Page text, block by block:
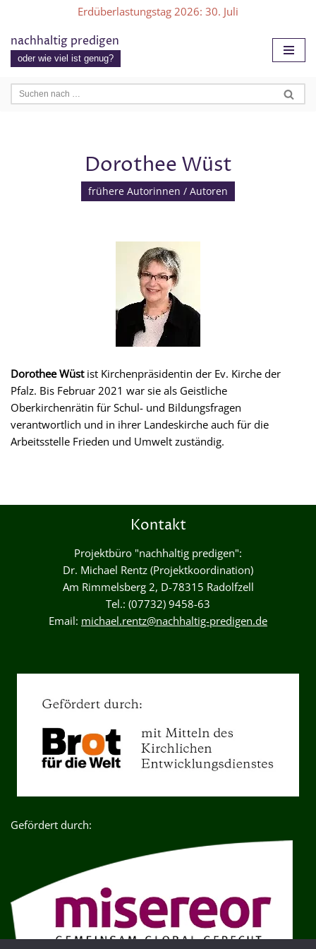
Zum
Inhalt
Erdüberlastungstag 2026: 30. Juli
nachhaltig predigen
oder wie viel ist genug?
Dorothee Wüst
frühere Autorinnen / Autoren
Dorothee Wüstist Kirchenpräsidentin der Ev. Kirche der
Pfalz. Bis Februar 2021 war sie als Geistliche
Oberkirchenrätin für Schul- und Bildungsfragen
verantwortlich und in ihrer Landeskirche auch für die
Arbeitsstelle Frieden und Umwelt zuständig.
Kontakt
Projektbüro "nachhaltig predigen":
Dr. Michael Rentz (Projektkoordination)
Am Rimmelsberg 2, D-78315 Radolfzell
Tel.: (07732) 9458-63
Email: michael.rentz@nachhaltig-predigen.de
Gefördert durch: